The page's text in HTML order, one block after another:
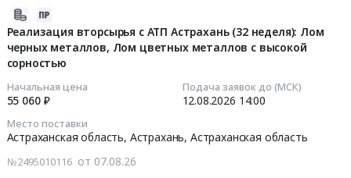
Реализация вторсырья с АТП Астрахань (32 неделя): Лом
черных металлов, Лом цветных металлов с высокой
сорностью
Начальная цена
55 060 ₽
Подача заявок до (МСК)
12.08.2026 14:00
Место поставки
Астраханская область, Астрахань, Астраханская область
№2495010116 от 07.08.26